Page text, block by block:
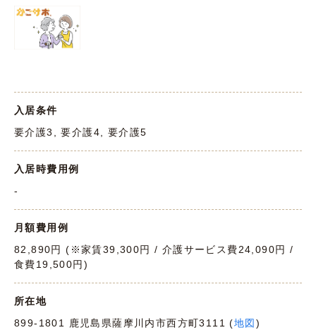
入居条件
要介護3, 要介護4, 要介護5
入居時費用例
-
月額費用例
82,890円 (※家賃39,300円 / 介護サービス費24,090円 /
食費19,500円)
所在地
899-1801 鹿児島県薩摩川内市西方町3111 (地図 )